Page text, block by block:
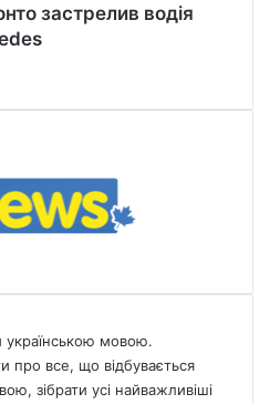
застрелив водія
українською мовою.
про все, що відбувається
зібрати усі найважливіші